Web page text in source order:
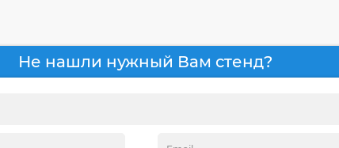
Не нашли нужный Вам стенд?